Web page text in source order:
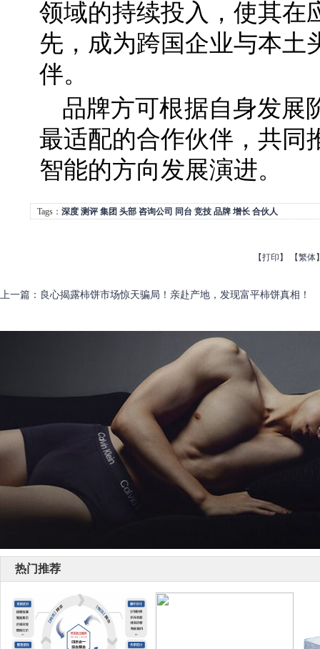
领域的持续投入，使其在
先，成为跨国企业与本土
伴。
品牌方可根据自身发展
最适配的合作伙伴，共同
智能的方向发展演进。
Tags： 深度 测评 集团 头部 咨询公司 同台 竞技 品牌 增长 合伙人
【打印 】 【繁体
上一篇 ： 良心揭露柿饼市场惊天骗局！亲赴产地，发现富平柿饼真相！
热门推荐